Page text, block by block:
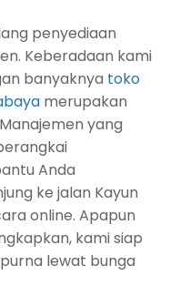
penyediaan
Keberadaan kami
banyaknya toko
merupakan
yang
Anda
ke jalan Kayun
online. Apapun
kami siap
lewat bunga